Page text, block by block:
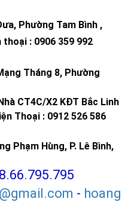
Phường Tam Bình ,
thoại : 0906 359 992
Tháng 8, Phường
CT4C/X2 KĐT Bắc Linh
Thoại : 0912 526 586
Phạm Hùng, P. Lê Bình,
- hoang